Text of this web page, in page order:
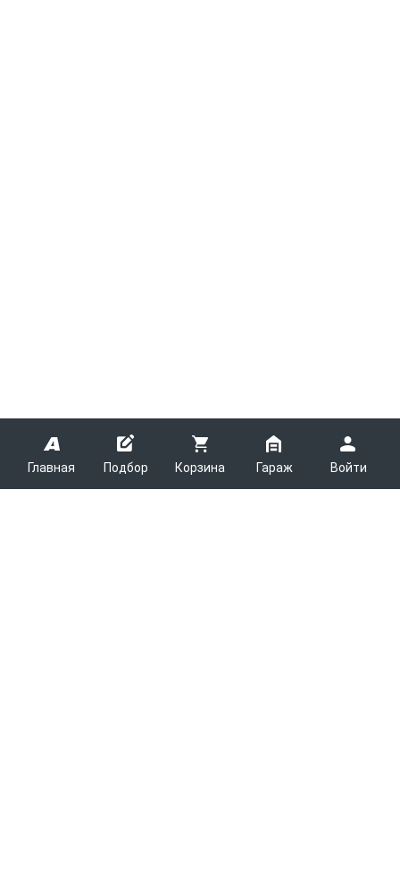
Главная Подбор Корзина Гараж Войти